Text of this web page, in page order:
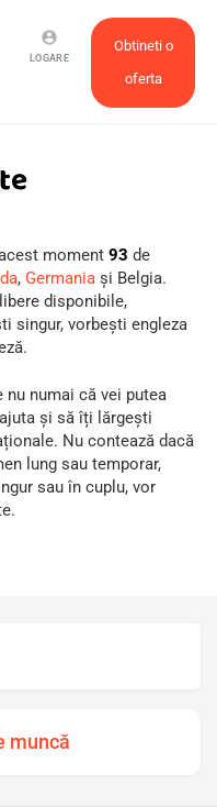
Obtineti o
oferta
account_circle
LOGARE
moment 93 de
, Germania și Belgia.
disponibile,
singur, vorbești engleza
numai că vei putea
și să îți lărgești
Nu contează dacă
lung sau temporar,
sau în cuplu, vor